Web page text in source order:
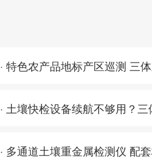
· 多通道土壤重金属检测仪 配